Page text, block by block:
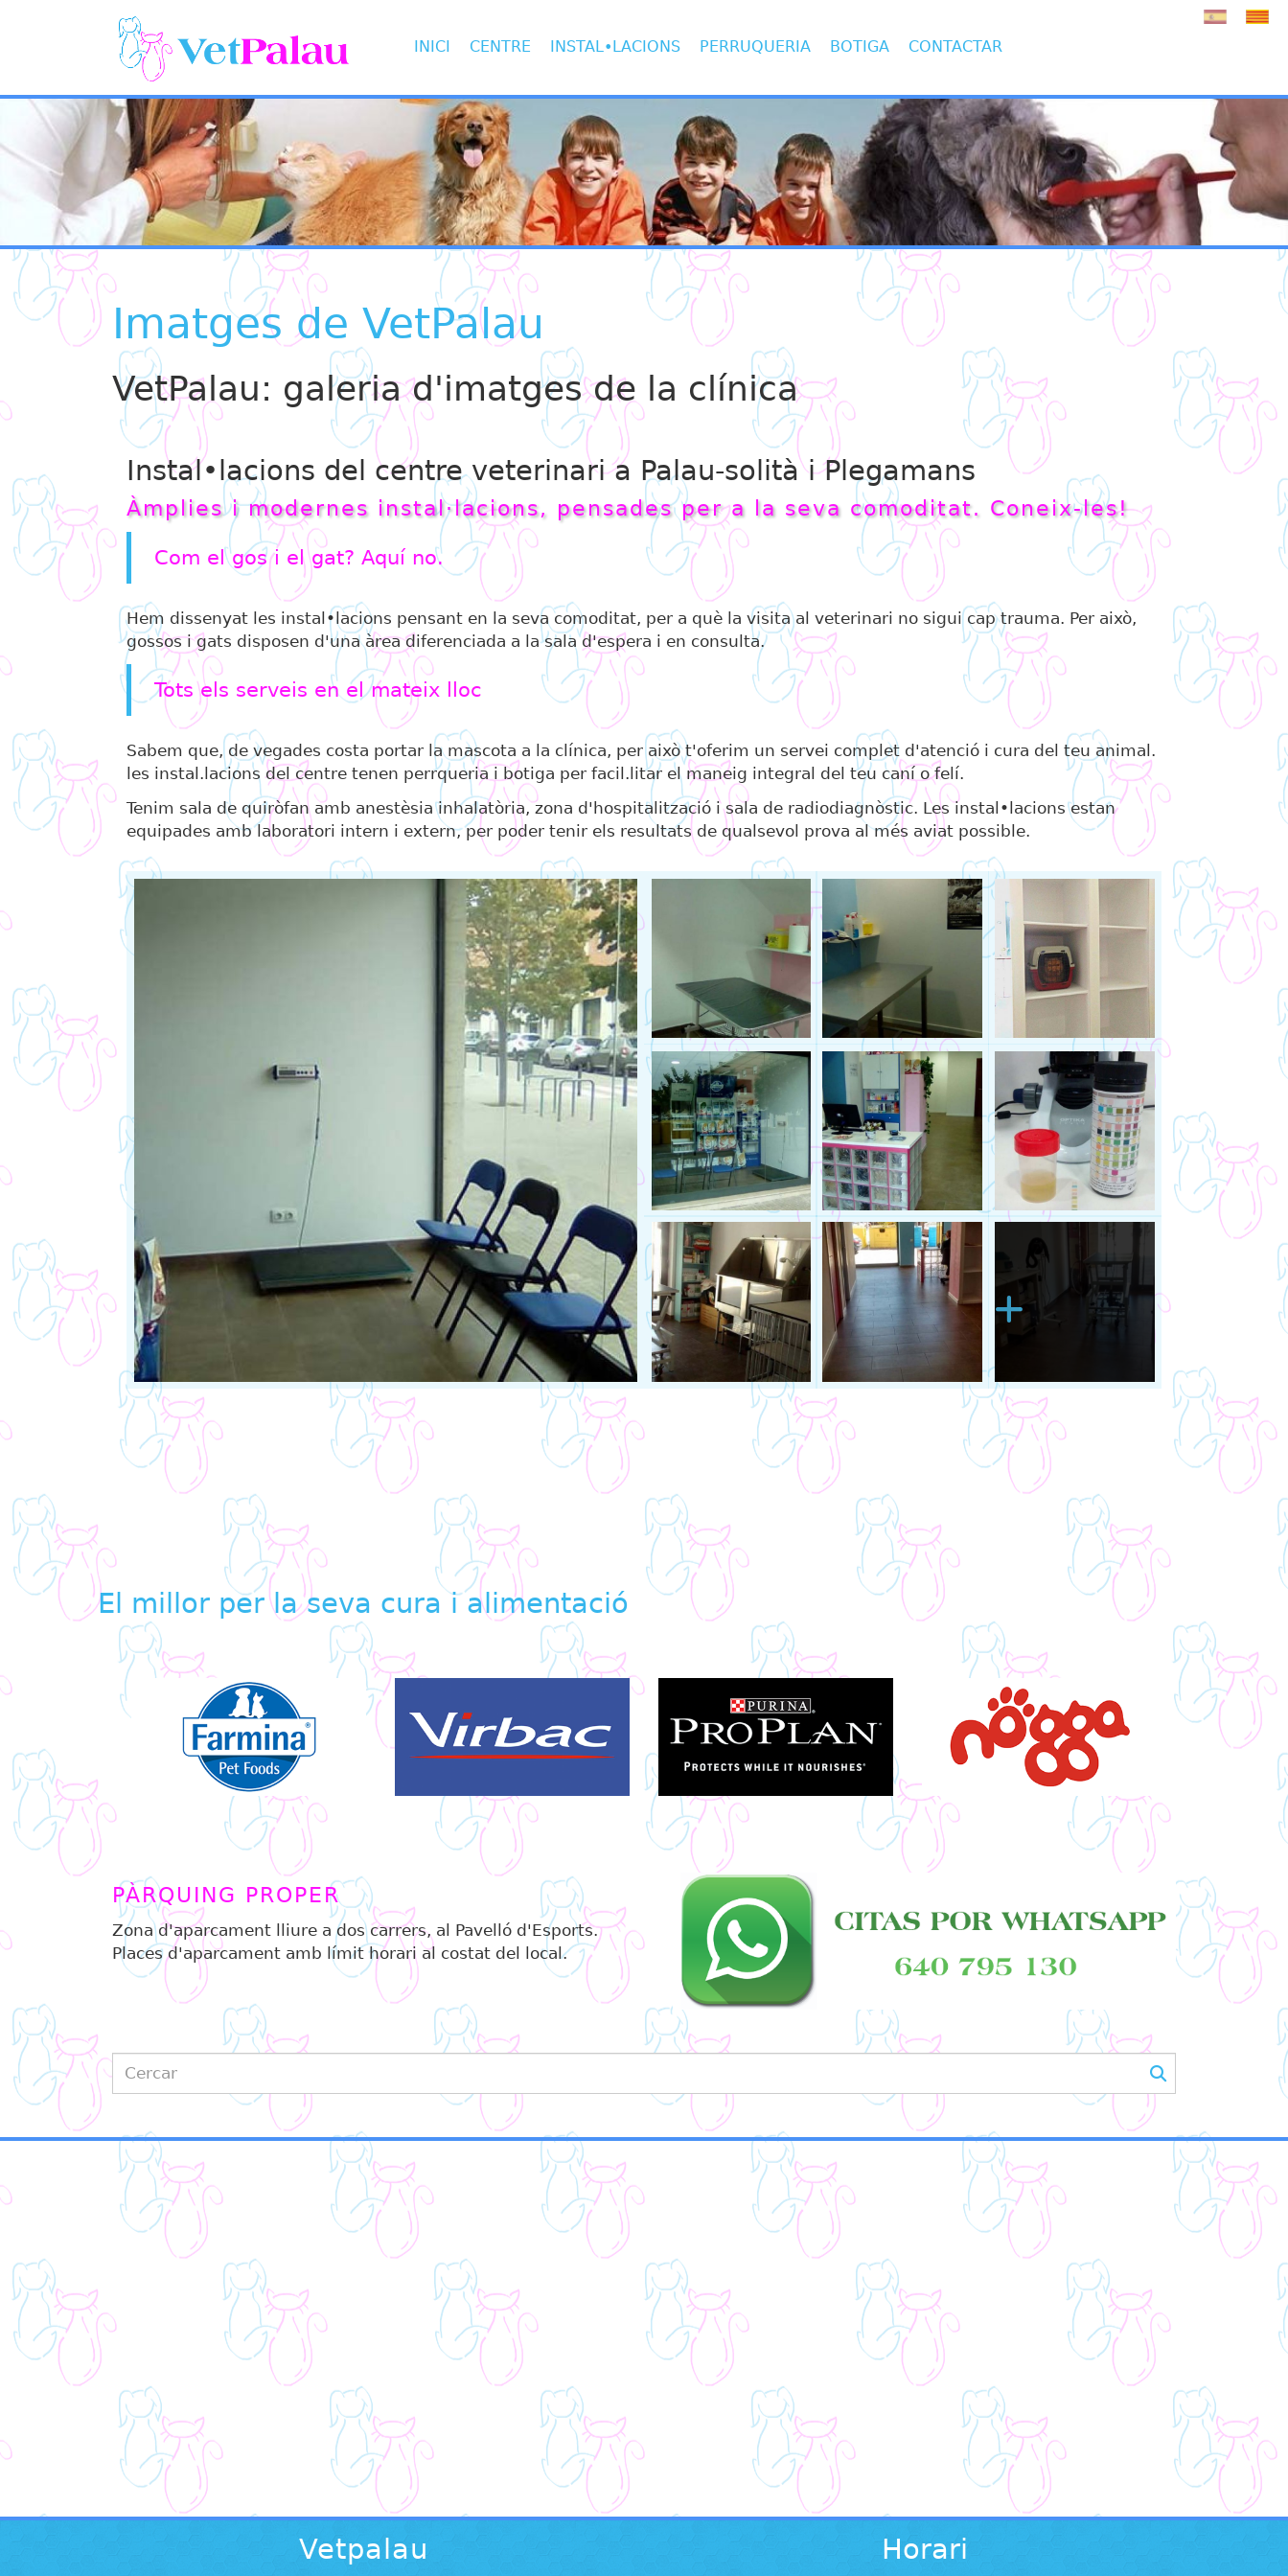
INICI CENTRE INSTAL•LACIONS PERRUQUERIA BOTIGA CONTACTAR
Imatges de VetPalau
VetPalau: galeria d'imatges de la clínica
Instal•lacions del centre veterinari a Palau-solità i Plegamans
Àmplies i modernes instal·lacions, pensades per a la seva comoditat. Coneix-les!
Com el gos i el gat? Aquí no.
Hem dissenyat les instal•lacions pensant en la seva comoditat, per a què la visita al veterinari no sigui cap trauma. Per això,
gossos i gats disposen d'una àrea diferenciada a la sala d'espera i en consulta.
Tots els serveis en el mateix lloc
Sabem que, de vegades costa portar la mascota a la clínica, per això t'oferim un servei complet d'atenció i cura del teu animal.
les instal.lacions del centre tenen perrqueria i botiga per facil.litar el maneig integral del teu caní o felí.
Tenim sala de quiròfan amb anestèsia inhalatòria, zona d'hospitalització i sala de radiodiagnòstic. Les instal•lacions estan
equipades amb laboratori intern i extern, per poder tenir els resultats de qualsevol prova al més aviat possible.
El millor per la seva cura i alimentació
PÀRQUING PROPER
Zona d'aparcament lliure a dos carrers, al Pavelló d'Esports.
Places d'aparcament amb límit horari al costat del local.
Vetpalau Horari